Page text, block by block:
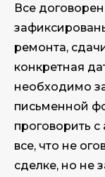
Все
ремонта,
конкретная
необходимо
письменной
проговорить
все, что не
сделке, но не